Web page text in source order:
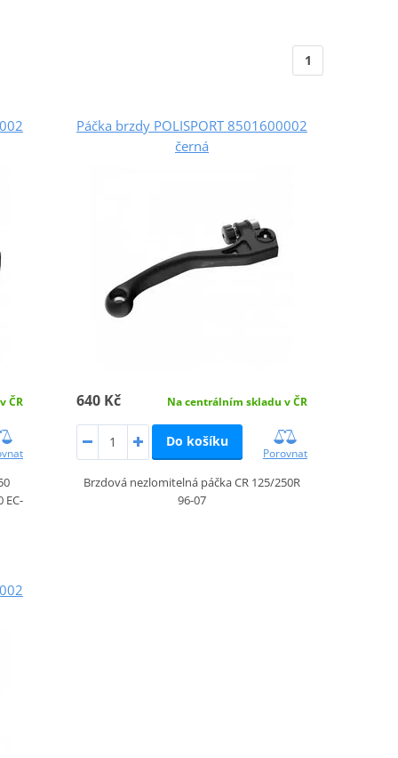
1
ČR
EC-
Páčka brzdy POLISPORT 8501600002
černá
640 Kč Na centrálním skladu v ČR
Do košíku
Porovnat
Brzdová nezlomitelná páčka CR 125/250R
96-07